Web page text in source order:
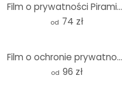
Film o prywatności Piramidy w Gizie - Panorama
od 74 zł
Film o ochronie prywatności Western Cape - Panorama
od 96 zł